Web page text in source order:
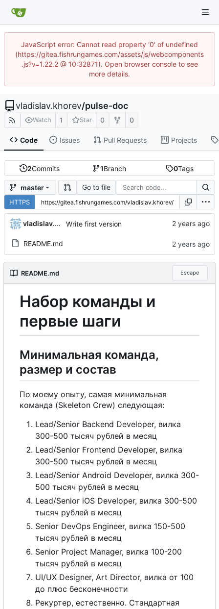
JavaScript error: Cannot read property '0' of undefined
(https://gitea.fishrungames.com/assets/js/webcomponents
.js?v=1.22.2 @ 10:32871). Open browser console to see
more details.
vladislav.khorev/pulse-doc
Watch 1 Star 0 0
Code Issues Pull Requests Projects
2Commits 1Branch 0Tags
master Go to file
HTTPS
vladislav.khorev Write first version
README.md
README.md Escape
Набор команды и
первые шаги
Минимальная команда,
размер и состав
По моему опыту, самая минимальная
команда (Skeleton Crew) следующая:
Lead/Senior Backend Developer, вилка
300-500 тысяч рублей в месяц
Lead/Senior Frontend Developer, вилка
300-500 тысяч рублей в месяц
Lead/Senior Android Developer, вилка 300-
500 тысяч рублей в месяц
Lead/Senior iOS Developer, вилка 300-500
тысяч рублей в месяц
Senior DevOps Engineer, вилка 150-500
тысяч рублей в месяц
Senior Project Manager, вилка 100-200
тысяч рублей в месяц
UI/UX Designer, Art Director, вилка от 100
до плюс бесконечности
Рекуртер, естественно. Стандартная